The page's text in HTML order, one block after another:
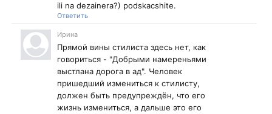
ili na dezainera?) podskacshite.
Ответить
Ирина
Прямой вины стилиста здесь нет, как
говориться - "Добрыми намереньями
выстлана дорога в ад". Человек
пришедший измениться к стилисту,
должен быть предупреждён, что его
жизнь измениться, а дальше это его